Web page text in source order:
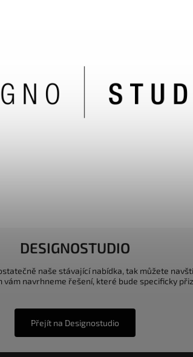
DESIGNOSTUDIO
naše stávající nabídka, tak můžete
vám navrhneme řešení, které bude specificky
Přejít na Designostudio